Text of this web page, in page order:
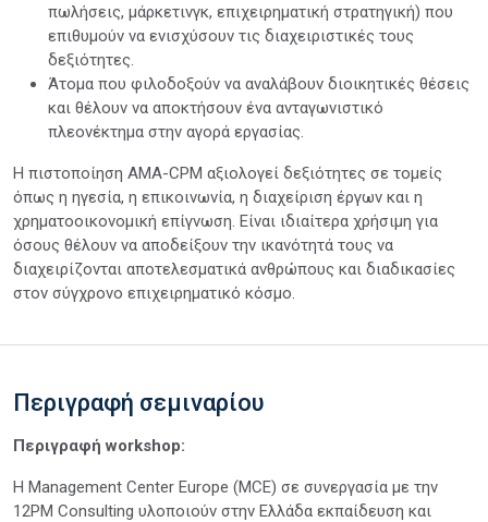
πωλήσεις, μάρκετινγκ, επιχειρηματική στρατηγική) που
επιθυμούν να ενισχύσουν τις διαχειριστικές τους
δεξιότητες.
Άτομα που φιλοδοξούν να αναλάβουν διοικητικές θέσεις
και θέλουν να αποκτήσουν ένα ανταγωνιστικό
πλεονέκτημα στην αγορά εργασίας.
Η πιστοποίηση AMA-CPM αξιολογεί δεξιότητες σε τομείς
όπως η ηγεσία, η επικοινωνία, η διαχείριση έργων και η
χρηματοοικονομική επίγνωση. Είναι ιδιαίτερα χρήσιμη για
όσους θέλουν να αποδείξουν την ικανότητά τους να
διαχειρίζονται αποτελεσματικά ανθρώπους και διαδικασίες
στον σύγχρονο επιχειρηματικό κόσμο.
Περιγραφή σεμιναρίου
Περιγραφή workshop:
H Management Center Europe (MCE) σε συνεργασία με την
12PM Consulting υλοποιούν στην Ελλάδα εκπαίδευση και